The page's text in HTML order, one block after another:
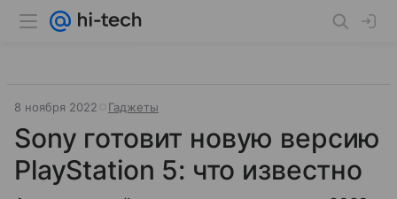
8 ноября 2022 Гаджеты
Sony готовит новую версию
PlayStation 5: что известно